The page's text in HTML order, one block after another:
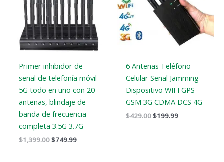
Primer inhibidor de
señal de telefonía móvil
5G todo en uno con 20
antenas, blindaje de
banda de frecuencia
completa 3.5G 3.7G
$1,399.00$749.99
6 Antenas Teléfono
Celular Señal Jamming
Dispositivo WIFI GPS
GSM 3G CDMA DCS 4G
$429.00$199.99